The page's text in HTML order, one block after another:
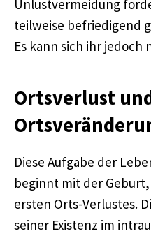
Unlustvermeidung
teilweise befriedigend
Es kann sich ihr jedoch
Ortsverlust
Diese Aufgabe der
beginnt mit der
ersten Orts-Verlustes.
seiner Existenz im